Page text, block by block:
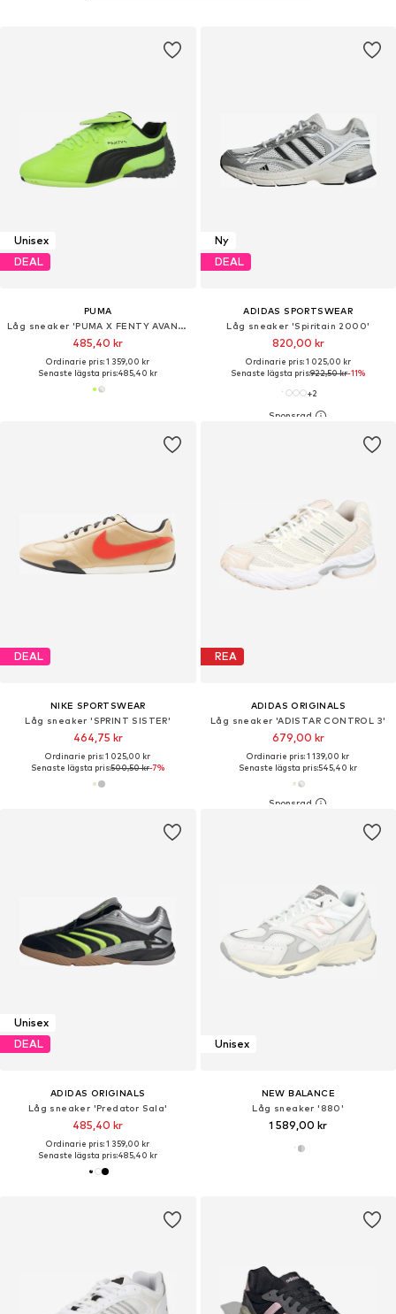
Unisex
DEAL
PUMA
Låg sneaker 'PUMA X FENTY AVANTI LS-X'
485,40 kr
Ordinarie pris: 1 359,00 kr
Senaste lägsta pris:485,40 kr
Ny
DEAL
ADIDAS SPORTSWEAR
Låg sneaker 'Spiritain 2000'
820,00 kr
Ordinarie pris: 1 025,00 kr
Senaste lägsta pris:922,50 kr-11%
+2
DEAL
NIKE SPORTSWEAR
Låg sneaker 'SPRINT SISTER'
464,75 kr
Ordinarie pris: 1 025,00 kr
Senaste lägsta pris:500,50 kr-7%
REA
ADIDAS ORIGINALS
Låg sneaker 'ADISTAR CONTROL 3'
679,00 kr
Ordinarie pris: 1 139,00 kr
Senaste lägsta pris:545,40 kr
Unisex
DEAL
ADIDAS ORIGINALS
Låg sneaker 'Predator Sala'
485,40 kr
Ordinarie pris: 1 359,00 kr
Senaste lägsta pris:485,40 kr
Unisex
NEW BALANCE
Låg sneaker '880'
1 589,00 kr